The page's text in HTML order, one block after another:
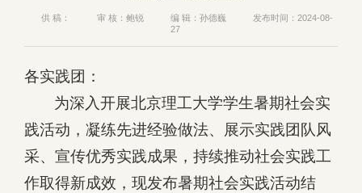
供 稿： 审 核：鲍锐 编 辑：孙德巍
发布时间：2024-08-
27
各实践团：
为深入开展北京理工大学学生暑期社会实
践活动，凝练先进经验做法、展示实践团队风
采、宣传优秀实践成果，持续推动社会实践工
作取得新成效，现发布暑期社会实践活动结